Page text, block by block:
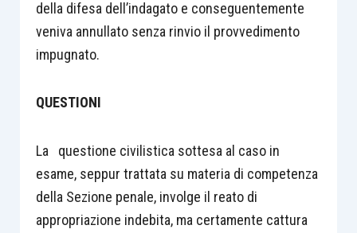
della difesa dell’indagato e conseguentemente
veniva annullato senza rinvio il provvedimento
impugnato.
QUESTIONI
La questione civilistica sottesa al caso in
esame, seppur trattata su materia di competenza
della Sezione penale, involge il reato di
appropriazione indebita, ma certamente cattura